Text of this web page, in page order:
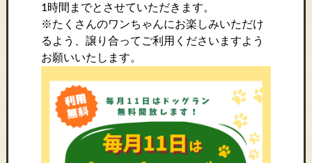
1時間までとさせていただきます。
※たくさんのワンちゃんにお楽しみいただけ
るよう、譲り合ってご利用くださいますよう
お願いいたします。